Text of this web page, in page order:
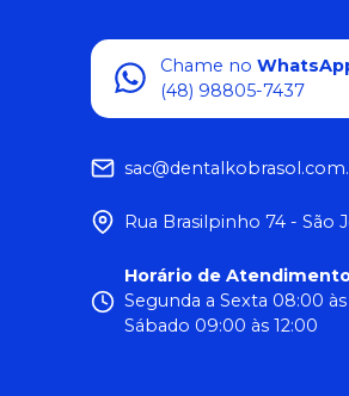
Chame no
(48) 98805-7437
Rua Brasilpinho 74 - São
Horário de
Segunda a Sexta 08:00 às
Sábado 09:00 às 12:00